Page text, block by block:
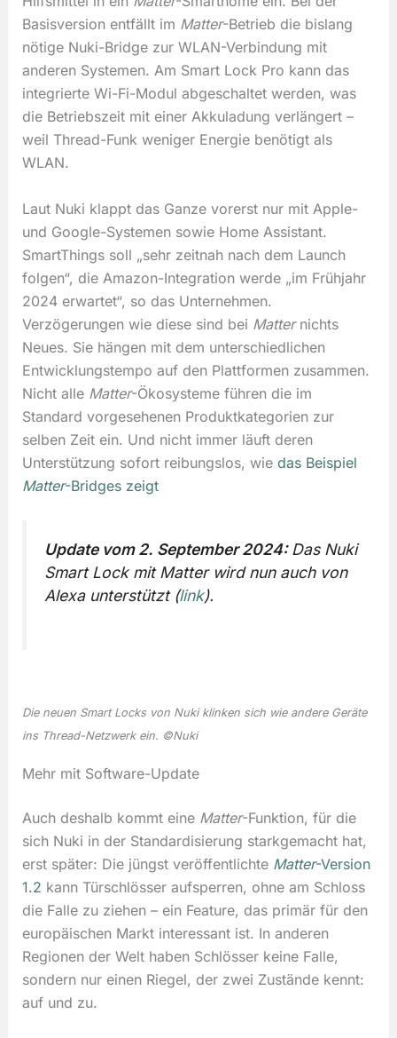
Basisversion entfällt im Matter-Betrieb die bislang
nötige Nuki-Bridge zur WLAN-Verbindung mit
anderen Systemen. Am Smart Lock Pro kann das
integrierte Wi-Fi-Modul abgeschaltet werden, was
die Betriebszeit mit einer Akkuladung verlängert –
weil Thread-Funk weniger Energie benötigt als
WLAN.
Laut Nuki klappt das Ganze vorerst nur mit Apple-
und Google-Systemen sowie Home Assistant.
SmartThings soll „sehr zeitnah nach dem Launch
folgen“, die Amazon-Integration werde „im Frühjahr
2024 erwartet“, so das Unternehmen.
Verzögerungen wie diese sind bei Matternichts
Neues. Sie hängen mit dem unterschiedlichen
Entwicklungstempo auf den Plattformen zusammen.
Nicht alle Matter-Ökosysteme führen die im
Standard vorgesehenen Produktkategorien zur
selben Zeit ein. Und nicht immer läuft deren
Unterstützung sofort reibungslos, wie das Beispiel
Matter-Bridges zeigt
Update vom 2. September 2024:Das Nuki
Smart Lock mit Matter wird nun auch von
Alexa unterstützt (link).
Die neuen Smart Locks von Nuki klinken sich wie andere Geräte
ins Thread-Netzwerk ein. ©Nuki
Mehr mit Software-Update
Auch deshalb kommt eine Matter-Funktion, für die
sich Nuki in der Standardisierung starkgemacht hat,
erst später: Die jüngst veröffentlichte Matter-Version
1.2 kann Türschlösser aufsperren, ohne am Schloss
die Falle zu ziehen – ein Feature, das primär für den
europäischen Markt interessant ist. In anderen
Regionen der Welt haben Schlösser keine Falle,
sondern nur einen Riegel, der zwei Zustände kennt:
auf und zu.